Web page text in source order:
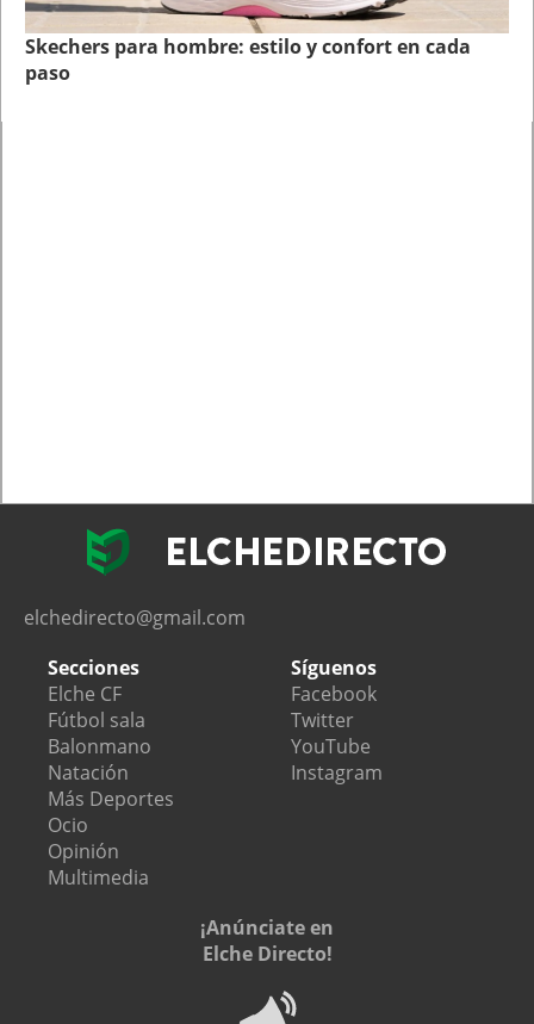
Skechers para hombre: estilo y confort en cada
paso
elchedirecto@gmail.com
Secciones
Elche CF
Fútbol sala
Balonmano
Natación
Más Deportes
Ocio
Opinión
Multimedia
Síguenos
Facebook
Twitter
YouTube
Instagram
¡Anúnciate en
Elche Directo!